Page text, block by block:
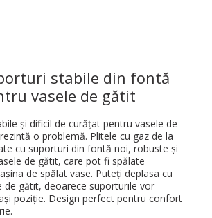
stabile din fontă
vasele de gătit
şi dificil de curăţat pentru vasele de
o problemă. Plitele cu gaz de la
cu suporturi din fontă noi, robuste şi
de gătit, care pot fi spălate
de spălat vase. Puteţi deplasa cu
de gătit, deoarece suporturile vor
poziţie. Design perfect pentru confort